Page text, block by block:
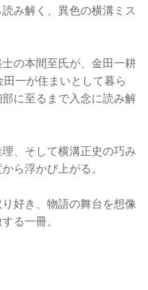
み解く、異色の横溝ミス
の本間至氏が、金田一耕
一が住まいとして暮ら
に至るまで入念に読み解
、そして横溝正史の巧み
ら浮かび上がる。
好き、物語の舞台を想像
る一冊。